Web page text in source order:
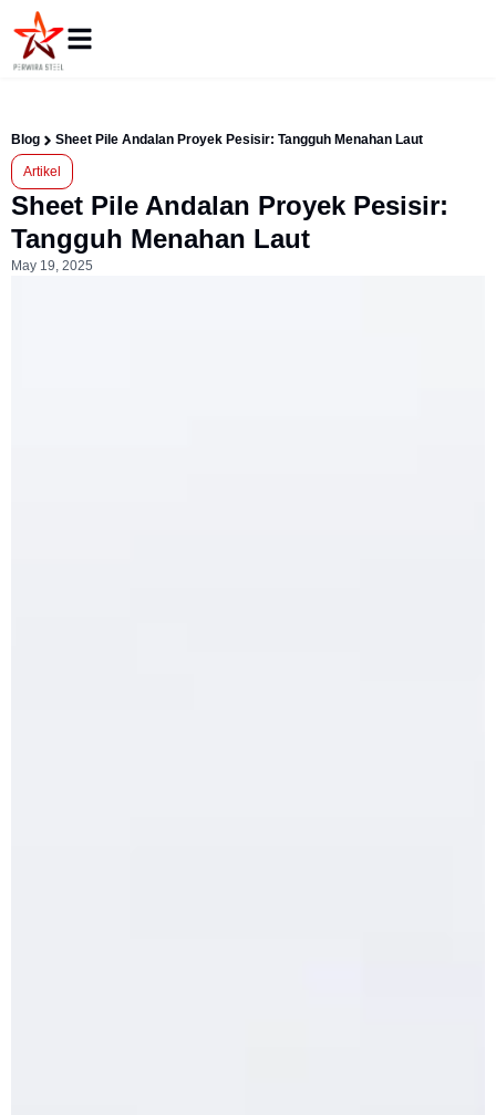
Blog Sheet Pile Andalan Proyek Pesisir: Tangguh Menahan Laut
Artikel
Sheet Pile Andalan Proyek Pesisir:
Tangguh Menahan Laut
May 19, 2025